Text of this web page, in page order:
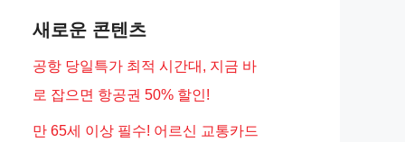
새로운 콘텐츠
공항 당일특가 최적 시간대, 지금 바
로 잡으면 항공권 50% 할인!
만 65세 이상 필수! 어르신 교통카드